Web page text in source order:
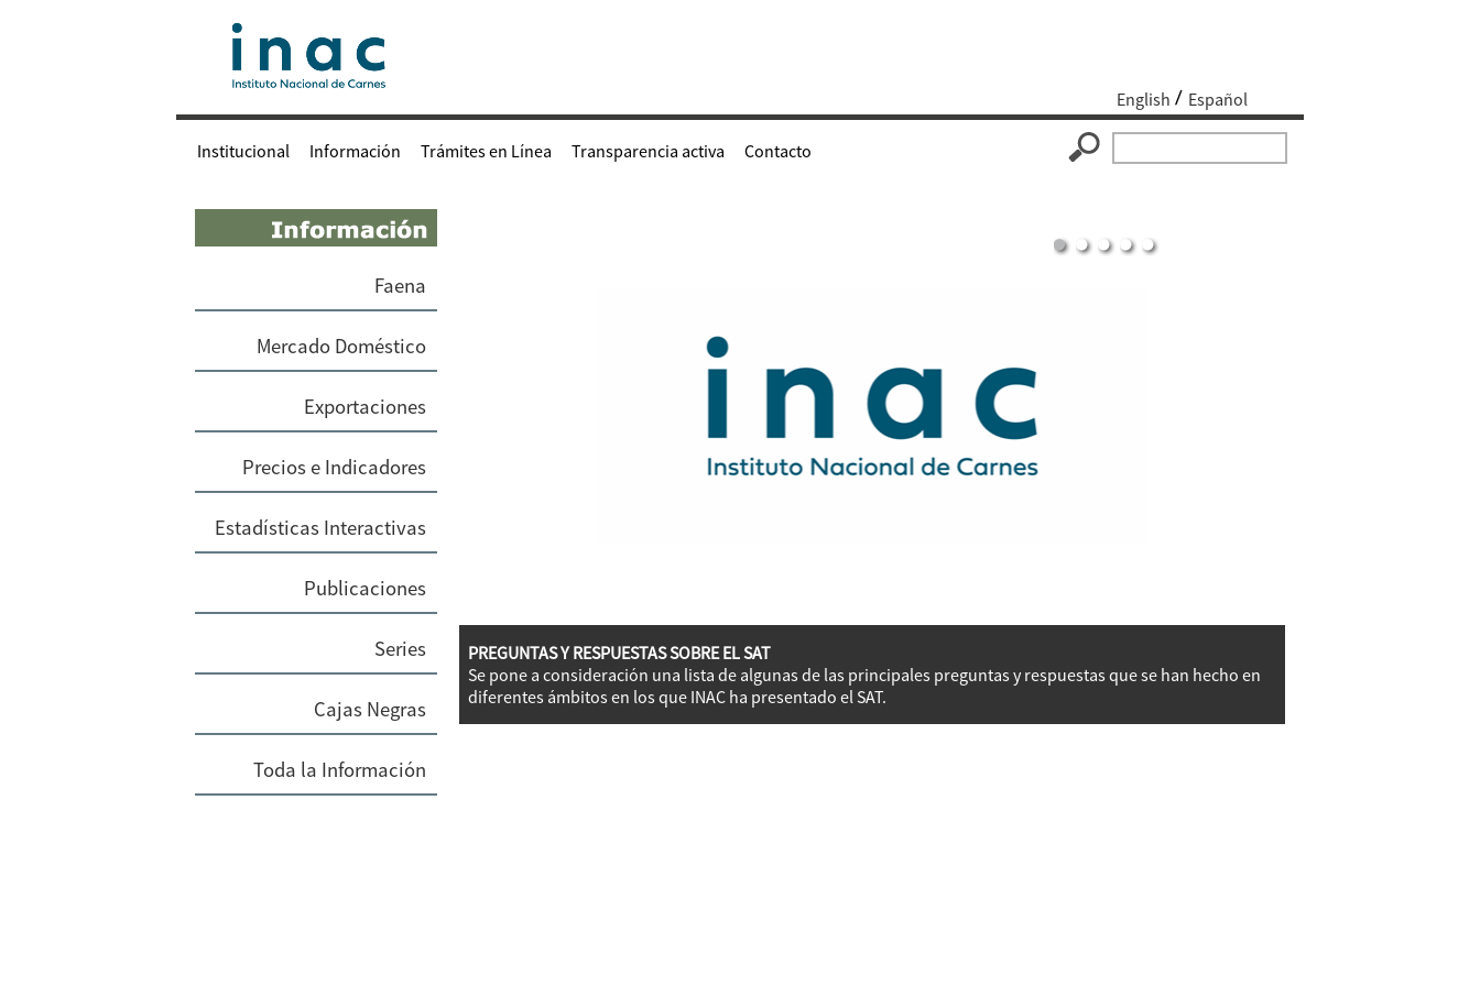
Institucional Información Trámites en Línea Transparencia activa Contacto
English Español
Faena
Mercado Doméstico
Exportaciones
Precios e Indicadores
Estadísticas Interactivas
Publicaciones
Series
Cajas Negras
Toda la Información
PREGUNTAS Y RESPUESTAS SOBRE EL SAT
Se pone a consideración una lista de algunas de las principales preguntas y respuestas que se han hecho en
diferentes ámbitos en los que INAC ha presentado el SAT.